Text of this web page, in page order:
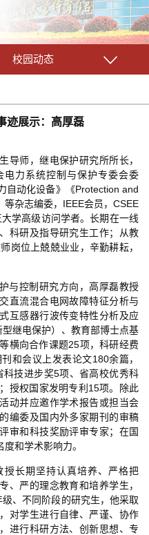
校园动态
迹展示：高厚磊
导师，继电保护研究所所长，
电力系统控制与保护专委会委
自动化设备》《Protection and
杂志编委，IEEE会员，CSEE
学高级访问学者。长期在一线
科研及指导研究生工作；从教
岗位上兢兢业业，辛勤耕耘，
与控制研究方向，高厚磊教授
直流混合电网故障特征分析与
互感器行波传变特性分析及应
继电保护）、教育部博士点基
横向合作课题25项，科研经费
和会议上发表论文180余篇，
技进步奖5项、省高校优秀科
授权国家发明专利15项。除此
动并应邀作学术报告或担当会
编委及国内外多家期刊的审稿
审和科技奖励评审专家；在国
和学术影响力。
长期坚持认真培养、严格把
、严的理念教育和培养学生，
、不同阶段的研究生，他采取
对学生进行自律、严谨、协作
进行科研方法、创新思想、专